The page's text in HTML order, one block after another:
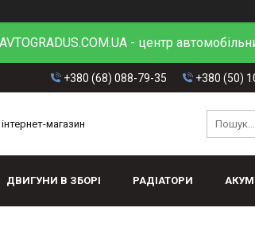
AVTOGRADUS.COM.UA - центр
+380 (68) 088-79-35 +380 (50)
магазин
ДВИГУНИ В ЗБОРІ РАДІАТОРИ